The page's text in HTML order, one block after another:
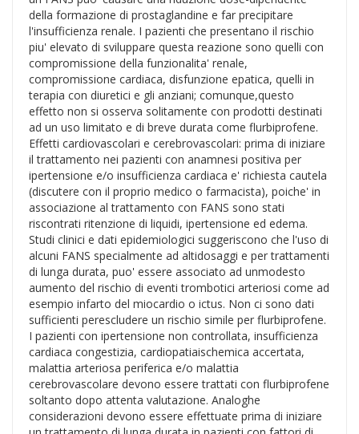
della formazione di prostaglandine e far precipitare
l'insufficienza renale. I pazienti che presentano il rischio
piu' elevato di sviluppare questa reazione sono quelli con
compromissione della funzionalita' renale,
compromissione cardiaca, disfunzione epatica, quelli in
terapia con diuretici e gli anziani; comunque,questo
effetto non si osserva solitamente con prodotti destinati
ad un uso limitato e di breve durata come flurbiprofene.
Effetti cardiovascolari e cerebrovascolari: prima di iniziare
il trattamento nei pazienti con anamnesi positiva per
ipertensione e/o insufficienza cardiaca e' richiesta cautela
(discutere con il proprio medico o farmacista), poiche' in
associazione al trattamento con FANS sono stati
riscontrati ritenzione di liquidi, ipertensione ed edema.
Studi clinici e dati epidemiologici suggeriscono che l'uso di
alcuni FANS specialmente ad altidosaggi e per trattamenti
di lunga durata, puo' essere associato ad unmodesto
aumento del rischio di eventi trombotici arteriosi come ad
esempio infarto del miocardio o ictus. Non ci sono dati
sufficienti perescludere un rischio simile per flurbiprofene.
I pazienti con ipertensione non controllata, insufficienza
cardiaca congestizia, cardiopatiaischemica accertata,
malattia arteriosa periferica e/o malattia
cerebrovascolare devono essere trattati con flurbiprofene
soltanto dopo attenta valutazione. Analoghe
considerazioni devono essere effettuate prima di iniziare